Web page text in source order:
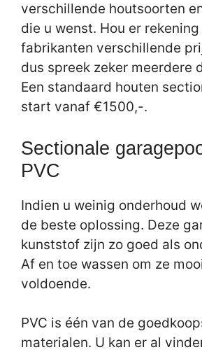
verschillende houtsoorten
die u wenst. Hou er
fabrikanten verschillende
dus spreek zeker meerdere
Een standaard houten
start vanaf €1500,-.
Sectionale
PVC
Indien u weinig onderhoud
de beste oplossing. Deze
kunststof zijn zo goed als
Af en toe wassen om ze
voldoende.
PVC is één van de
materialen. U kan er al